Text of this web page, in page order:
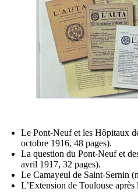
Le Pont-Neuf et les Hôpitaux
octobre 1916, 48 pages).
La question du Pont-Neuf et
avril 1917, 32 pages).
Le Camayeul de Saint-Sernin
L’Extension de Toulouse